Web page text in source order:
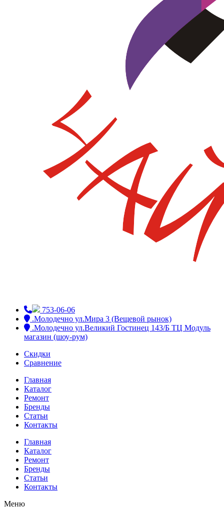
753-06-06
.Молодечно ул.Мира 3 (Вещевой рынок)
.Молодечно ул.Великий Гостинец 143/Б ТЦ Модуль
магазин (шоу-рум)
Скидки
Сравнение
Главная
Каталог
Ремонт
Бренды
Статьи
Контакты
Главная
Каталог
Ремонт
Бренды
Статьи
Контакты
Меню